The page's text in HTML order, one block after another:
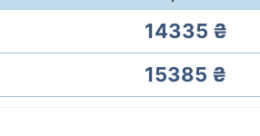
14335 ₴
15385 ₴